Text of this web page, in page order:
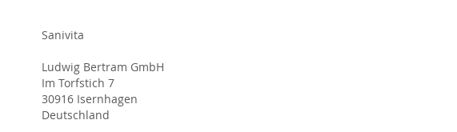
Sanivita
Ludwig Bertram GmbH
Im Torfstich 7
30916 Isernhagen
Deutschland